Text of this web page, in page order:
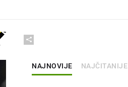
NAJNOVIJE NAJČITANIJE